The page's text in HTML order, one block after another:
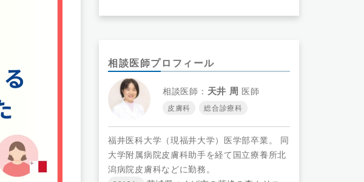
相談医師プロフィール
相談医師： 天井 周 医師
皮膚科 総合診療科
福井医科大学（現福井大学）医学部卒業。 同
大学附属病院皮膚科助手を経て国立療養所北
潟病院皮膚科などに勤務。